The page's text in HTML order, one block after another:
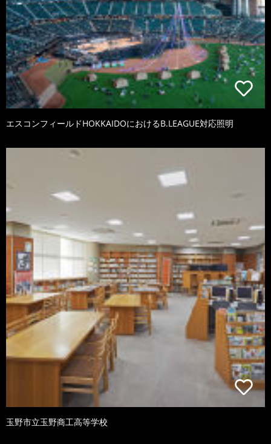
エスコンフィールドHOKKAIDOにおけるB.LEAGUE対応照明
玉野市立玉野商工高等学校